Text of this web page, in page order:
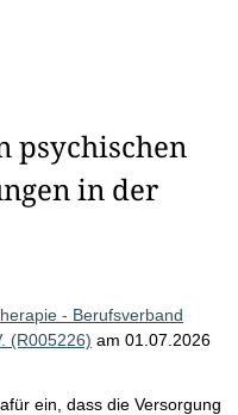
psychischen
in der
- Berufsverband
(R005226) am 01.07.2026
ein, dass die Versorgung